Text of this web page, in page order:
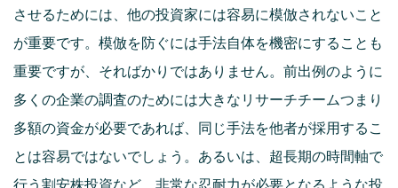
させるためには、他の投資家には容易に模倣されないこと
が重要です。模倣を防ぐには手法自体を機密にすることも
重要ですが、そればかりではありません。前出例のように
多くの企業の調査のためには大きなリサーチチームつまり
多額の資金が必要であれば、同じ手法を他者が採用するこ
とは容易ではないでしょう。あるいは、超長期の時間軸で
行う割安株投資など、非常な忍耐力が必要となるような投